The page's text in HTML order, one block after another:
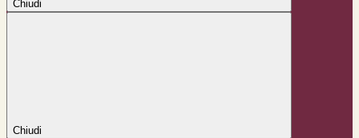
Chiudi
Chiudi